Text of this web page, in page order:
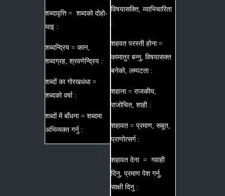
शब्दावृत्ति = शब्दको दोहो-
याइ :
शब्दन्द्रिय = कान,
शब्दग्रह, श्रवणेन्द्रिय :
शब्दों का गोरखधंधा =
शब्दको वर्षा :
शब्दों में बाँधना = शब्दमा
अभिव्यक्त गर्नु :
विषयासक्ति, व्याभिचारिता
:
शहवत परस्ती होना =
कामातुर बन्नु, विषयासक्त
बनेको, लम्पटता :
शहाना = राजकीय,
राजोचित, शाही :
शहावत = प्रमाण, सबूत,
प्राणोत्सर्ग :
शहावत देना = गवाही
दिनु, प्रमाण पेश गर्नु,
साक्षी दिनु :